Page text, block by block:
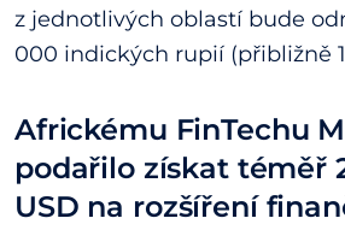
z jednotlivých oblastí bude
000 indických rupií (přibližně
Africkému FinTechu
podařilo získat téměř
USD na rozšíření